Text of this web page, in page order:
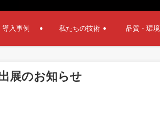
導入事例 私たちの技術 品質・環境
展のお知らせ